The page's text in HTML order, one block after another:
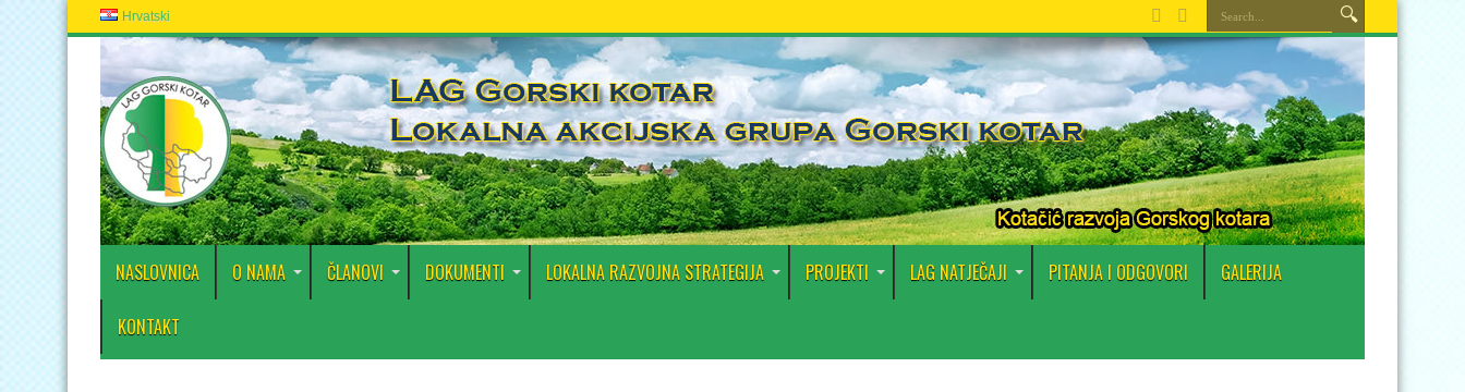
Hrvatski
NASLOVNICA O NAMA ČLANOVI DOKUMENTI LOKALNA RAZVOJNA STRATEGIJA PROJEKTI LAG NATJEČAJI PITANJA I ODGOVORI GALERIJA
KONTAKT